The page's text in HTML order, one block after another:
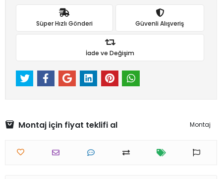
Süper Hızlı Gönderi Güvenli Alışveriş
İade ve Değişim
Montaj için fiyat teklifi al Montaj